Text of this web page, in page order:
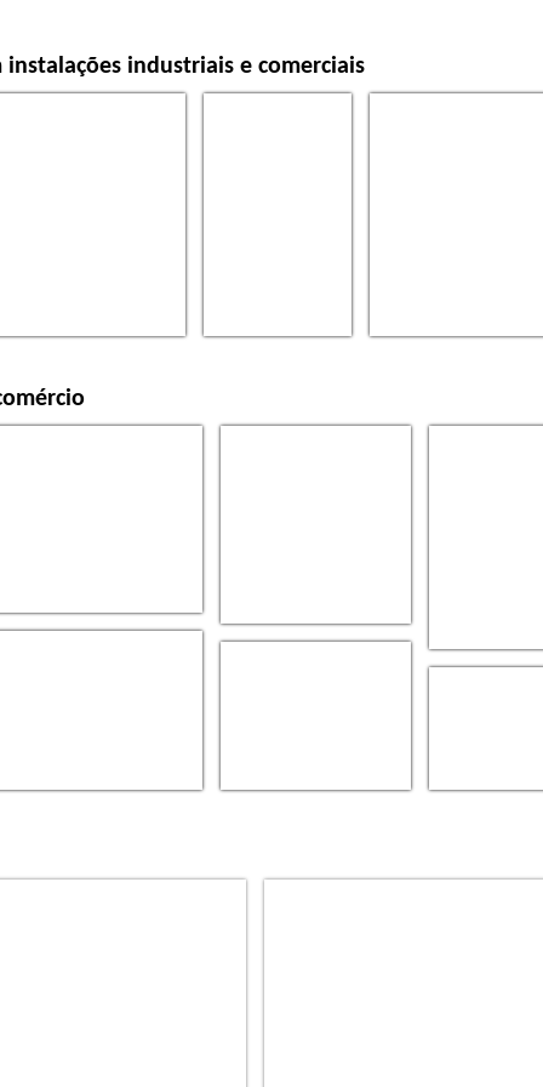
industriais e comerciais